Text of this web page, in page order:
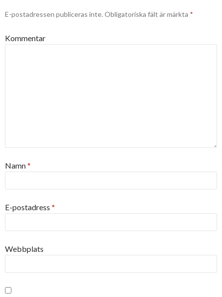
E-postadressen publiceras inte. Obligatoriska fält är märkta *
Kommentar
Namn*
E-postadress *
Webbplats